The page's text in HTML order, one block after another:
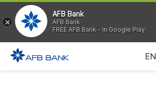
EN
AFB Bank
AFB Bank
FREE AFB Bank - In Google Play